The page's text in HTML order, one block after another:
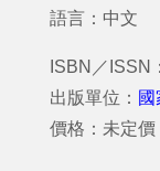
語言：中文
ISBN／ISSN：
出版單位：
價格：未定價